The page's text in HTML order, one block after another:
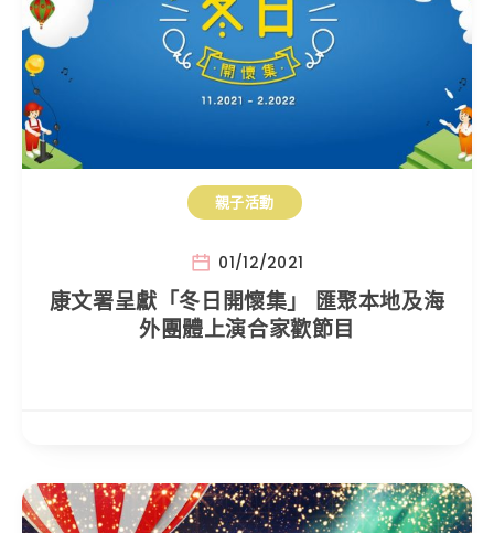
親子活動
01/12/2021
康文署呈獻「冬日開懷集」 匯聚本地及海
外團體上演合家歡節目